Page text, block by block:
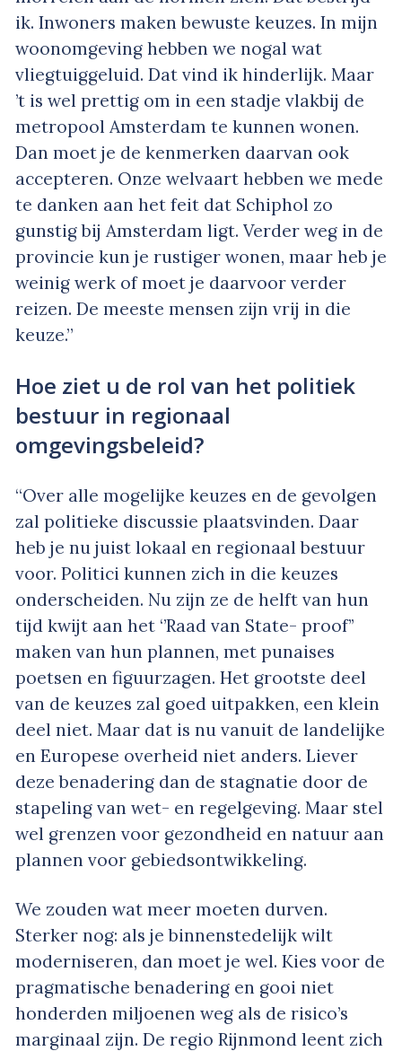
ik. Inwoners maken bewuste keuzes. In mijn
woonomgeving hebben we nogal wat
vliegtuiggeluid. Dat vind ik hinderlijk. Maar
’t is wel prettig om in een stadje vlakbij de
metropool Amsterdam te kunnen wonen.
Dan moet je de kenmerken daarvan ook
accepteren. Onze welvaart hebben we mede
te danken aan het feit dat Schiphol zo
gunstig bij Amsterdam ligt. Verder weg in de
provincie kun je rustiger wonen, maar heb je
weinig werk of moet je daarvoor verder
reizen. De meeste mensen zijn vrij in die
keuze.”
Hoe ziet u de rol van het politiek
bestuur in regionaal
omgevingsbeleid?
“Over alle mogelijke keuzes en de gevolgen
zal politieke discussie plaatsvinden. Daar
heb je nu juist lokaal en regionaal bestuur
voor. Politici kunnen zich in die keuzes
onderscheiden. Nu zijn ze de helft van hun
tijd kwijt aan het ‘’Raad van State- proof’’
maken van hun plannen, met punaises
poetsen en figuurzagen. Het grootste deel
van de keuzes zal goed uitpakken, een klein
deel niet. Maar dat is nu vanuit de landelijke
en Europese overheid niet anders. Liever
deze benadering dan de stagnatie door de
stapeling van wet- en regelgeving. Maar stel
wel grenzen voor gezondheid en natuur aan
plannen voor gebiedsontwikkeling.
We zouden wat meer moeten durven.
Sterker nog: als je binnenstedelijk wilt
moderniseren, dan moet je wel. Kies voor de
pragmatische benadering en gooi niet
honderden miljoenen weg als de risico’s
marginaal zijn. De regio Rijnmond leent zich